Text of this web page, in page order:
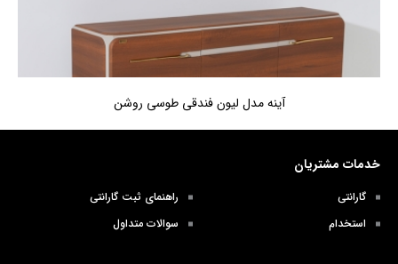
کنسول مدل لیون
خدمات مشتریان
گارانتی
استخدام
راهنمای ثبت گارانتی
سوالات متداول